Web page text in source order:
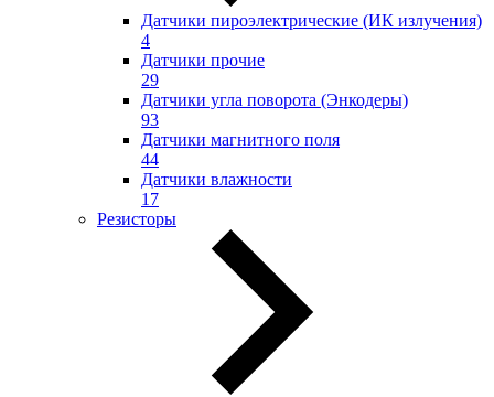
Датчики пироэлектрические (ИК излучения)
4
Датчики прочие
29
Датчики угла поворота (Энкодеры)
93
Датчики магнитного поля
44
Датчики влажности
17
Резисторы